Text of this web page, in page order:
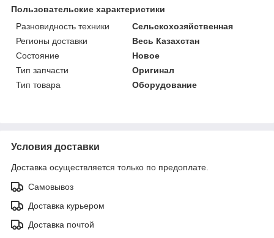
Пользовательские характеристики
Разновидность техники
Сельскохозяйственная
Регионы доставки
Весь Казахстан
Состояние
Новое
Тип запчасти
Оригинал
Тип товара
Оборудование
Условия доставки
Доставка осуществляется только по предоплате.
Самовывоз
Доставка курьером
Доставка почтой